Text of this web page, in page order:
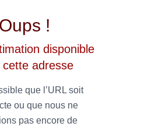
Oups !
disponible
cette adresse
que l’URL soit
ou que nous ne
pas encore de